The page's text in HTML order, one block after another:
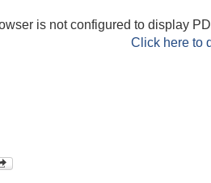
is not configured to display
Click here to